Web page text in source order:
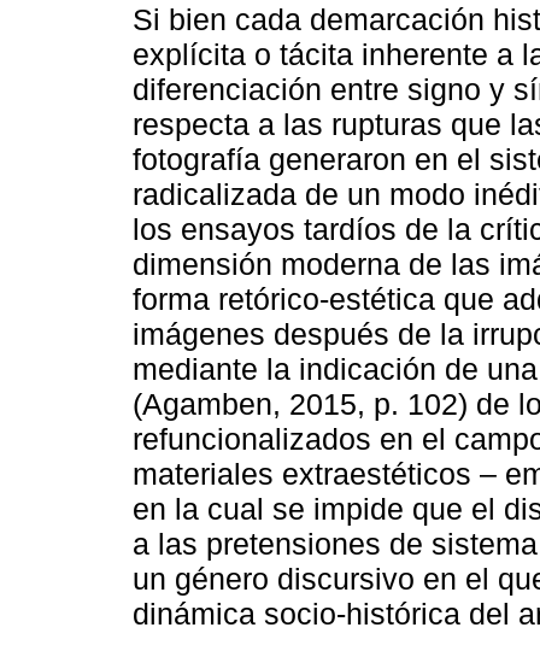
Si bien cada demarcación
explícita o tácita inherente a
diferenciación entre signo y
respecta a las rupturas que
fotografía generaron en el
radicalizada de un modo
los ensayos tardíos de la
dimensión moderna de las
forma retórico-estética que
imágenes después de la
mediante la indicación de
(Agamben, 2015, p. 102) de
refuncionalizados en el
materiales extraestéticos –
en la cual se impide que el
a las pretensiones de
un género discursivo en el
dinámica socio-histórica del